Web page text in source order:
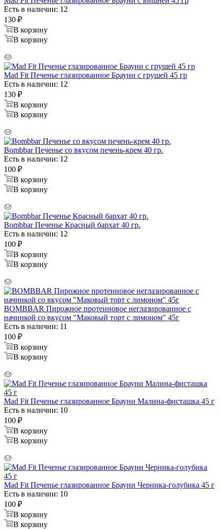
Есть в наличии: 12
130 ₽
В корзину
В корзину
Mad Fit Печенье глазированное Брауни с грушей 45 гр
Есть в наличии: 12
130 ₽
В корзину
В корзину
Bombbar Печенье со вкусом печень-крем 40 гр.
Есть в наличии: 12
100 ₽
В корзину
В корзину
Bombbar Печенье Красный бархат 40 гр.
Есть в наличии: 12
100 ₽
В корзину
В корзину
BOMBBAR Пирожное протеиновое неглазированное с
начинкой со вкусом "Маковый торт с лимоном" 45г
Есть в наличии: 11
100 ₽
В корзину
В корзину
Mad Fit Печенье глазированное Брауни Малина-фисташка 45 г
Есть в наличии: 10
100 ₽
В корзину
В корзину
Mad Fit Печенье глазированное Брауни Черника-голубика 45 г
Есть в наличии: 10
100 ₽
В корзину
В корзину